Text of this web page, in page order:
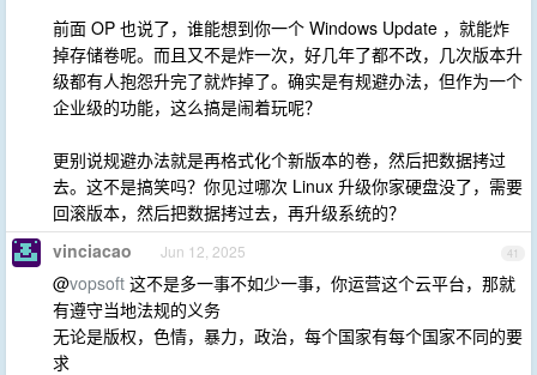
前面 OP 也说了，谁能想到你一个 Windows Update ，就能炸
掉存储卷呢。而且又不是炸一次，好几年了都不改，几次版本升
级都有人抱怨升完了就炸掉了。确实是有规避办法，但作为一个
企业级的功能，这么搞是闹着玩呢？
更别说规避办法就是再格式化个新版本的卷，然后把数据拷过
去。这不是搞笑吗？你见过哪次 Linux 升级你家硬盘没了，需要
回滚版本，然后把数据拷过去，再升级系统的？
41
vinciacao Jun 12, 2025
@vopsoft 这不是多一事不如少一事，你运营这个云平台，那就
有遵守当地法规的义务
无论是版权，色情，暴力，政治，每个国家有每个国家不同的要
求